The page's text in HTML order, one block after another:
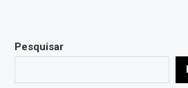
Pesquisar